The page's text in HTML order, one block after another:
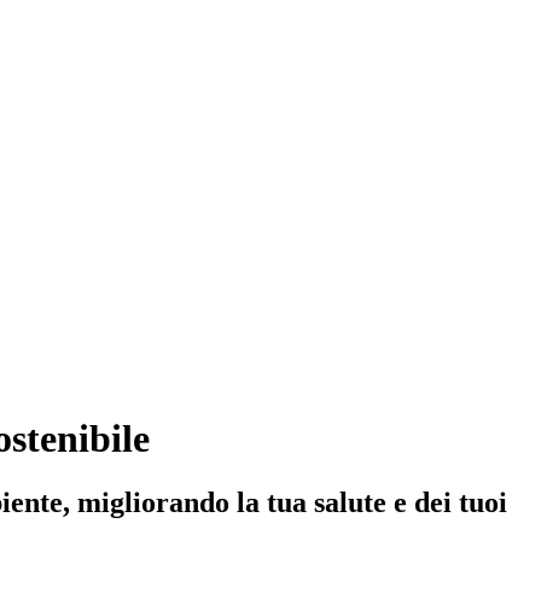
migliorando la tua salute e dei tuoi